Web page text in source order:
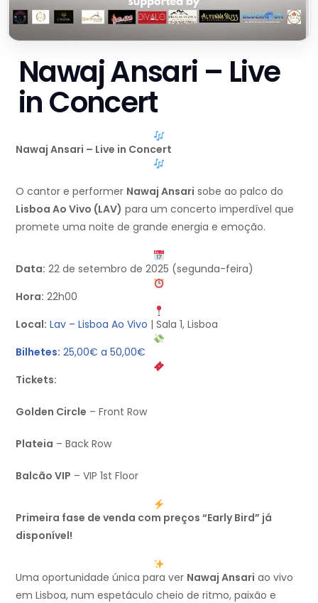
Nawaj Ansari – Live
in Concert
Nawaj Ansari – Live in Concert
O cantor e performer Nawaj Ansari sobe ao palco do
Lisboa Ao Vivo (LAV) para um concerto imperdível que
promete uma noite de grande energia e emoção.
Data: 22 de setembro de 2025 (segunda-feira)
Hora: 22h00
Local: Lav – Lisboa Ao Vivo | Sala 1, Lisboa
Bilhetes: 25,00€ a 50,00€
Tickets:
Golden Circle – Front Row
Plateia – Back Row
Balcão VIP – VIP 1st Floor
Primeira fase de venda com preços “Early Bird” já
disponível!
Uma oportunidade única para ver Nawaj Ansari ao vivo
em Lisboa, num espetáculo cheio de ritmo, paixão e